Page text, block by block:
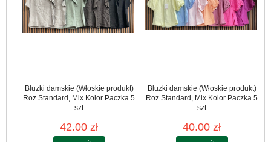
Bluzki damskie (Włoskie produkt)
Roz Standard, Mix Kolor Paczka 5
szt
42.00 zł
Bluzki damskie (Włoskie produkt)
Roz Standard, Mix Kolor Paczka 5
szt
40.00 zł